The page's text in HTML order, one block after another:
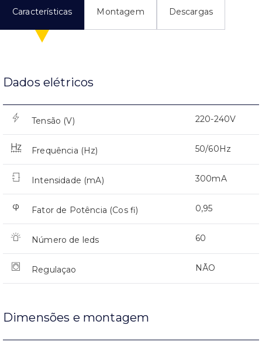
Características Montagem Descargas
Dados elétricos
Tensão (V) 220-240V
Frequência (Hz) 50/60Hz
Intensidade (mA) 300mA
Fator de Potência (Cos fi) 0,95
Número de leds 60
Regulaçao NÃO
Dimensões e montagem